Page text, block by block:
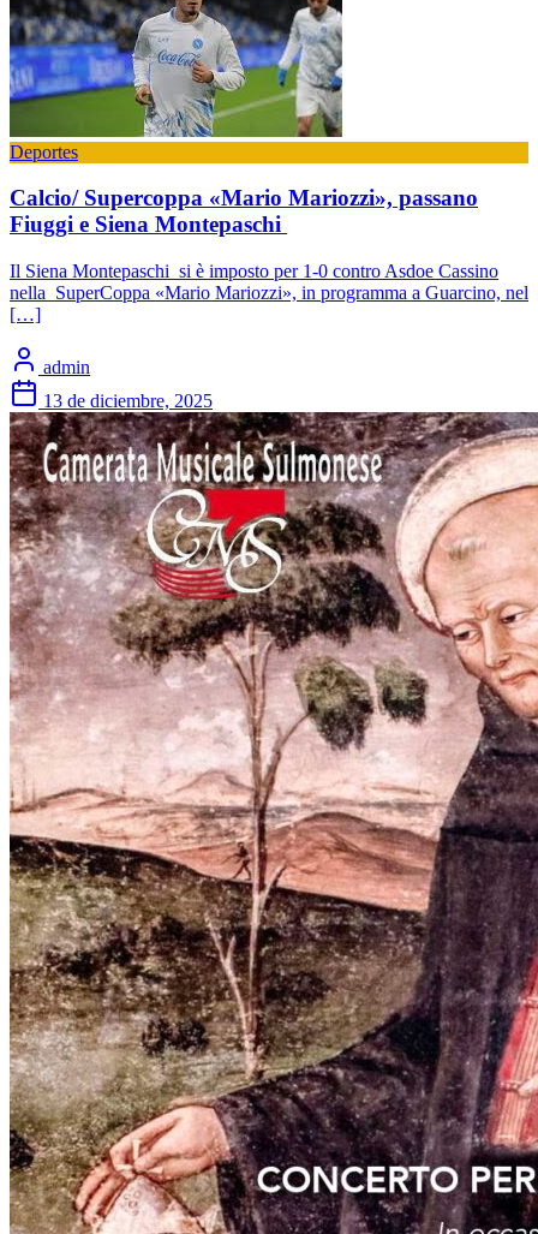
Deportes
Calcio/ Supercoppa «Mario Mariozzi», passano
Fiuggi e Siena Montepaschi
Il Siena Montepaschi si è imposto per 1-0 contro Asdoe Cassino
nella SuperCoppa «Mario Mariozzi», in programma a Guarcino, nel
[…]
admin
13 de diciembre, 2025